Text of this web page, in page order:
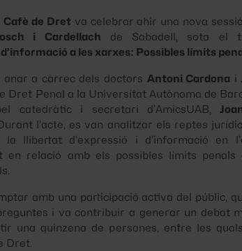
Cafè de Dret va celebrar ahir una nova
i Cardellach de Sabadell, sota el
d’informació a les xarxes: Possibles límits
anar a càrrec dels doctors Antoni Cardona i
Dret Penal a la Universitat Autònoma de
catedràtic i secretari d’AmicsUAB,
l’acte, es van analitzar els reptes
la llibertat d’expressió i d’informació en
en relació amb els possibles límits penals
amb una participació activa del públic,
i va contribuir a generar un debat
una quinzena de persones, entre les
Dret.